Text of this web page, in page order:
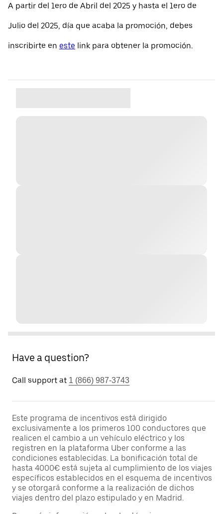
A partir del 1ero de Abril del 2025 y hasta el 1ero de
Julio del 2025, día que acaba la promoción, debes
inscribirte en este link para obtener la promoción.
Have a question?
Call support at 1 (866) 987-3743
Este programa de incentivos está dirigido
exclusivamente a los primeros 100 conductores que
realicen el cambio a un vehículo eléctrico y los
registren en la plataforma Uber conforme a las
condiciones establecidas. La bonificación total de
hasta 4000€ está sujeta al cumplimiento de los viajes
específicos establecidos en el esquema de incentivos
y se otorgará conforme a la realización de dichos
viajes dentro del plazo estipulado y en Madrid.